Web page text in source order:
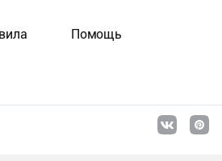
Помощь